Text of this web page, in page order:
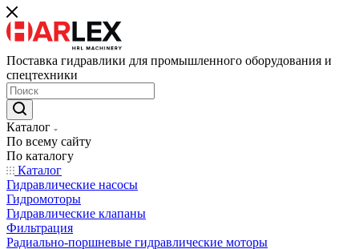
Поставка гидравлики для промышленного оборудования и
спецтехники
Каталог
По всему сайту
По каталогу
Каталог
Гидравлические насосы
Гидромоторы
Гидравлические клапаны
Фильтрация
Радиально-поршневые гидравлические моторы